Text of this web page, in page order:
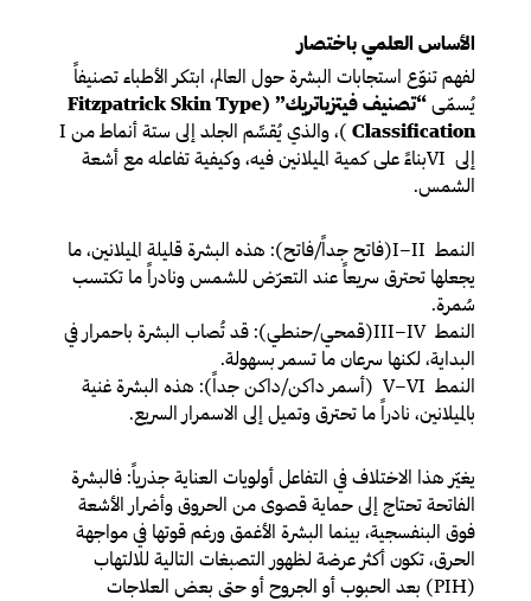
الأساس العلمي باختصار
لفهم تنوّع استجابات البشرة حول العالم، ابتكر الأطباء تصنيفاً
يُسمّى
“تصنيف فيتزباتريك” (Fitzpatrick Skin Type
Classification
)، والذي يُقسِّم الجلد إلى ستة أنماط من I
إلى VIبناءً على كمية الميلانين فيه، وكيفية تفاعله مع أشعة
الشمس.
النمط I–II(فاتح جداً/فاتح):
هذه البشرة قليلة الميلانين، ما
يجعلها تحترق سريعاً عند التعرّض للشمس ونادراً ما تكتسب
سُمرة.
النمط III–IV(قمحي/حنطي):
قد تُصاب البشرة باحمرار في
البداية، لكنها سرعان ما تسمر بسهولة.
النمط V–VI (أسمر داكن/داكن جداً):
هذه البشرة غنية
بالميلانين، نادراً ما تحترق وتميل إلى الاسمرار السريع.
يغيّر هذا الاختلاف في التفاعل أولويات العناية جذرياً: فالبشرة
الفاتحة تحتاج إلى حماية قصوى من الحروق وأضرار الأشعة
فوق البنفسجية، بينما البشرة الأغمق ورغم قوتها في مواجهة
الحرق، تكون أكثر عرضة لظهور التصبغات التالية للالتهاب
(PIH) بعد الحبوب أو الجروح أو حتى بعض العلاجات